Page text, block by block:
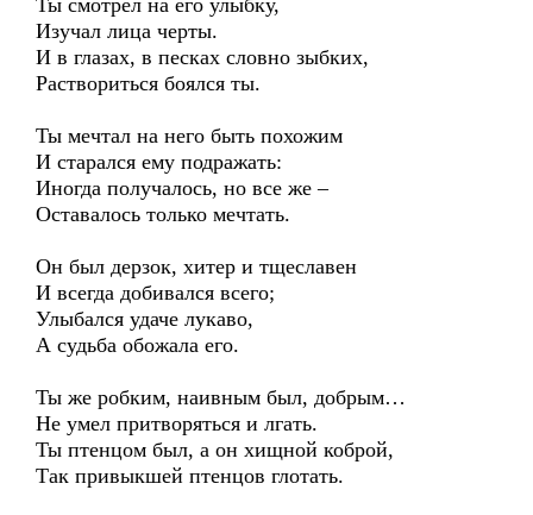
Ты смотрел на его улыбку,
Изучал лица черты.
И в глазах, в песках словно зыбких,
Раствориться боялся ты.
Ты мечтал на него быть похожим
И старался ему подражать:
Иногда получалось, но все же –
Оставалось только мечтать.
Он был дерзок, хитер и тщеславен
И всегда добивался всего;
Улыбался удаче лукаво,
А судьба обожала его.
Ты же робким, наивным был, добрым…
Не умел притворяться и лгать.
Ты птенцом был, а он хищной коброй,
Так привыкшей птенцов глотать.